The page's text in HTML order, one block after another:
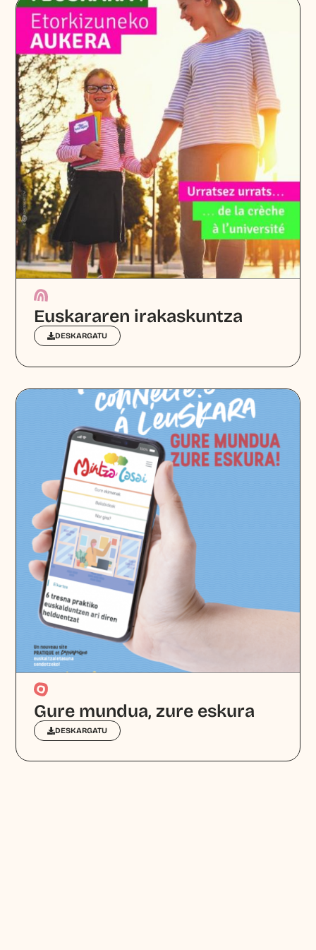
Euskararen irakaskuntza
DESKARGATU
Gure mundua, zure eskura
DESKARGATU